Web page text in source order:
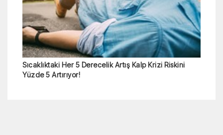
Sıcaklıktaki Her 5 Derecelik Artış Kalp Krizi Riskini
Yüzde 5 Artırıyor!